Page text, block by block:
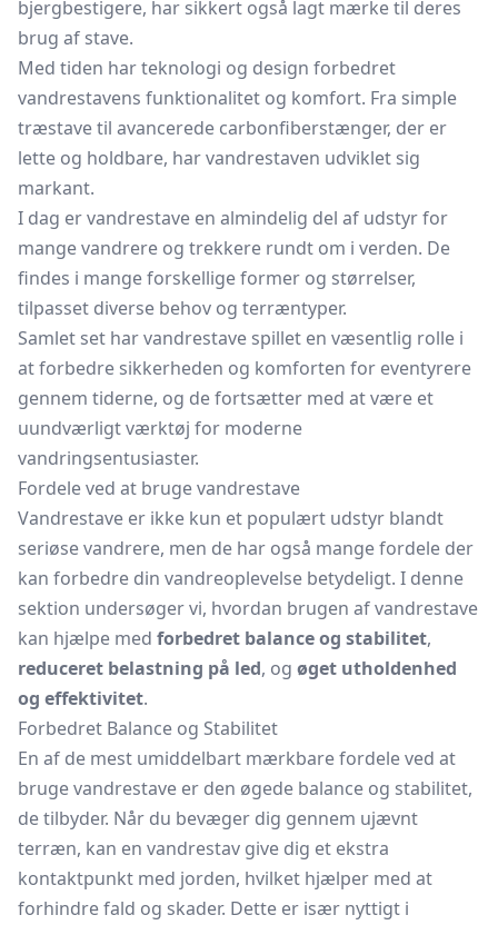
bjergbestigere, har sikkert også lagt mærke til deres
brug af stave.
Med tiden har teknologi og design forbedret
vandrestavens funktionalitet og komfort. Fra simple
træstave til avancerede carbonfiberstænger, der er
lette og holdbare, har vandrestaven udviklet sig
markant.
I dag er vandrestave en almindelig del af udstyr for
mange vandrere og trekkere rundt om i verden. De
findes i mange forskellige former og størrelser,
tilpasset diverse behov og terræntyper.
Samlet set har vandrestave spillet en væsentlig rolle i
at forbedre sikkerheden og komforten for eventyrere
gennem tiderne, og de fortsætter med at være et
uundværligt værktøj for moderne
vandringsentusiaster.
Fordele ved at bruge vandrestave
Vandrestave er ikke kun et populært udstyr blandt
seriøse vandrere, men de har også mange fordele der
kan forbedre din vandreoplevelse betydeligt. I denne
sektion undersøger vi, hvordan brugen af vandrestave
kan hjælpe med forbedret balance og stabilitet,
reduceret belastning på led, og øget utholdenhed
og effektivitet.
Forbedret Balance og Stabilitet
En af de mest umiddelbart mærkbare fordele ved at
bruge vandrestave er den øgede balance og stabilitet,
de tilbyder. Når du bevæger dig gennem ujævnt
terræn, kan en vandrestav give dig et ekstra
kontaktpunkt med jorden, hvilket hjælper med at
forhindre fald og skader. Dette er især nyttigt i